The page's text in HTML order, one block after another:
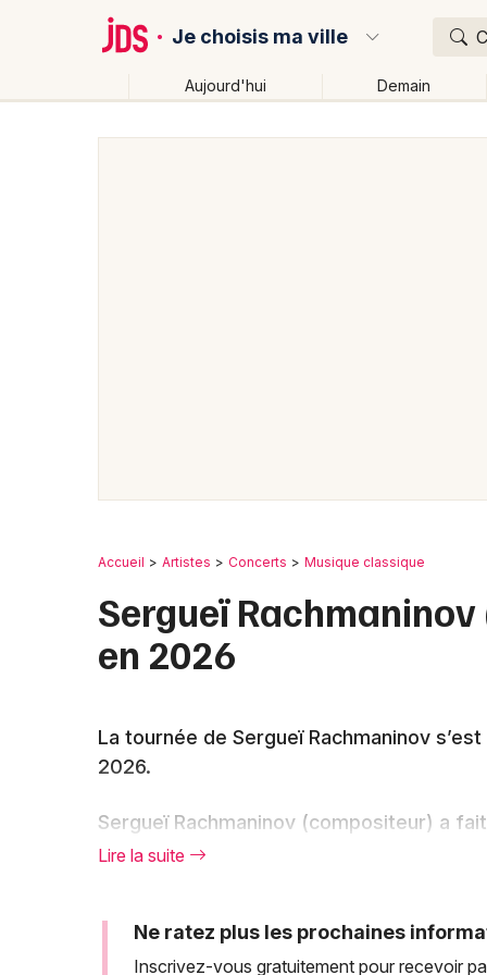
Je choisis ma ville
Aujourd'hui Demain
Accueil Artistes Concerts Musique classique
Sergueï
en 2026
La tournée de Sergueï Rachmaninov
2026.
Sergueï Rachmaninov (compositeur) a
2025, notamment avec des concerts
Lyon. Ces événements musicaux ont
Rachmaninov à travers des
Lire la suite
Ne ratez plus les prochaines
Inscrivez-vous gratuitement pour recevoir